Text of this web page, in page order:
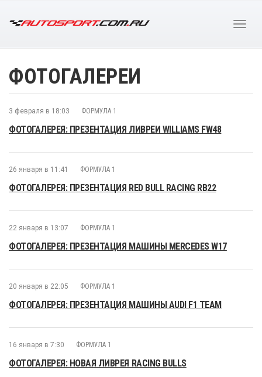
ФОТОГАЛЕРЕИ
3 февраля в 18:03 ФОРМУЛА 1
ФОТОГАЛЕРЕЯ: ПРЕЗЕНТАЦИЯ ЛИВРЕИ WILLIAMS FW48
26 января в 11:41 ФОРМУЛА 1
ФОТОГАЛЕРЕЯ: ПРЕЗЕНТАЦИЯ RED BULL RACING RB22
22 января в 13:07 ФОРМУЛА 1
ФОТОГАЛЕРЕЯ: ПРЕЗЕНТАЦИЯ МАШИНЫ MERCEDES W17
20 января в 22:05 ФОРМУЛА 1
ФОТОГАЛЕРЕЯ: ПРЕЗЕНТАЦИЯ МАШИНЫ AUDI F1 TEAM
16 января в 7:30 ФОРМУЛА 1
ФОТОГАЛЕРЕЯ: НОВАЯ ЛИВРЕЯ RACING BULLS